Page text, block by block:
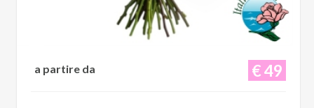
€ 49
a partire da